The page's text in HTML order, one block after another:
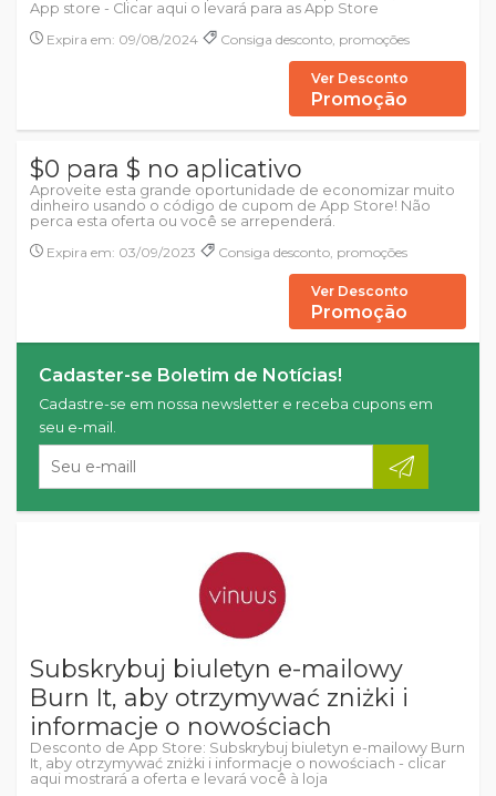
App store - Clicar aqui o levará para as App Store
Expira em: 09/08/2024
Consiga desconto, promoções
Ver Desconto
Promoção
$0 para $ no aplicativo
Aproveite esta grande oportunidade de economizar muito
dinheiro usando o código de cupom de App Store! Não
perca esta oferta ou você se arrependerá.
Expira em: 03/09/2023
Consiga desconto, promoções
Ver Desconto
Promoção
Cadaster-se Boletim de Notícias!
Cadastre-se em nossa newsletter e receba cupons em
seu e-mail.
Subskrybuj biuletyn e-mailowy
Burn It, aby otrzymywać zniżki i
informacje o nowościach
Desconto de App Store: Subskrybuj biuletyn e-mailowy Burn
It, aby otrzymywać zniżki i informacje o nowościach - clicar
aqui mostrará a oferta e levará você à loja